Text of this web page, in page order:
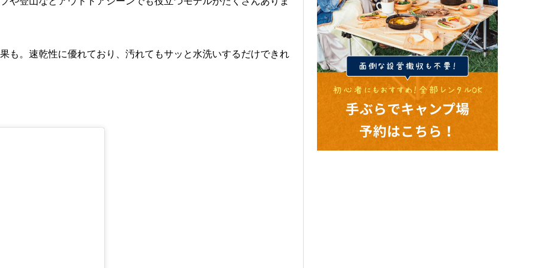
も。速乾性に優れており、汚れてもサッと水洗いするだけできれ